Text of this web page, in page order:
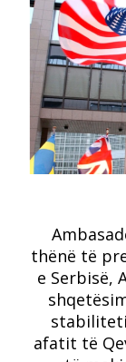
thënë të
e Serbisë,
afatit të